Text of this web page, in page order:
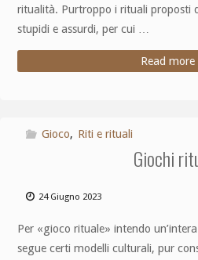
ritualità. Purtroppo i rituali proposti
stupidi e assurdi, per cui …
Read more
Gioco, Riti e rituali
Giochi
24 Giugno 2023
Per «gioco rituale» intendo
segue certi modelli culturali, pur